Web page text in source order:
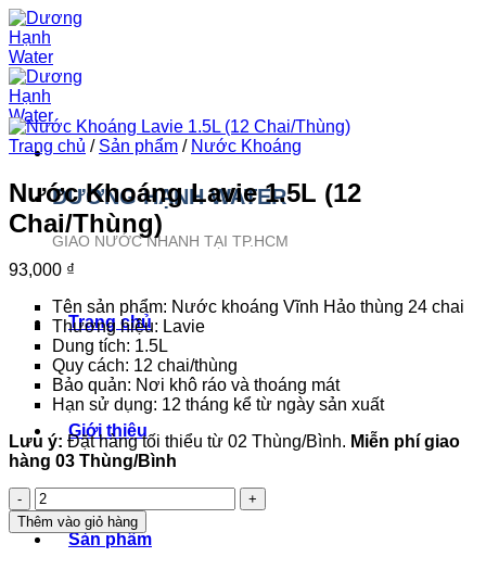
Bỏ
qua
nội
dung
DƯƠNG HẠNH WATER
GIAO NƯỚC NHANH TẠI TP.HCM
Trang chủ
Giới thiệu
Sản phẩm
Trang chủ / Sản phẩm / Nước Khoáng
Nước Khoáng Lavie 1.5L (12
Chai/Thùng)
93,000 ₫
Tên sản phẩm: Nước khoáng Vĩnh Hảo thùng 24 chai
Thương hiệu: Lavie
Dung tích: 1.5L
Quy cách: 12 chai/thùng
Bảo quản: Nơi khô ráo và thoáng mát
Hạn sử dụng: 12 tháng kể từ ngày sản xuất
Lưu ý: Đặt hàng tối thiểu từ 02 Thùng/Bình. Miễn phí giao
hàng 03 Thùng/Bình
Nước
Khoáng
Lavie
Thêm vào giỏ hàng